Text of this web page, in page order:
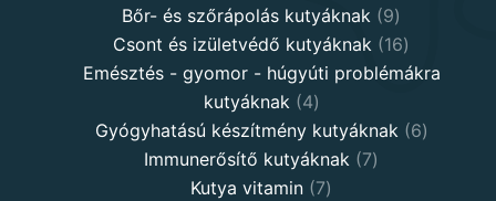
products
Bőr- és szőrápolás kutyáknak 99
products
Csont és izületvédő kutyáknak 1616
products
Emésztés - gyomor - húgyúti problémákra
kutyáknak
44
products
Gyógyhatású készítmény kutyáknak 66
Immunerősítő kutyáknak 77
Kutya vitamin 77